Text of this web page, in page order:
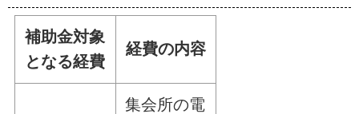
補助金対象
となる経費
経費の内容
集会所の電